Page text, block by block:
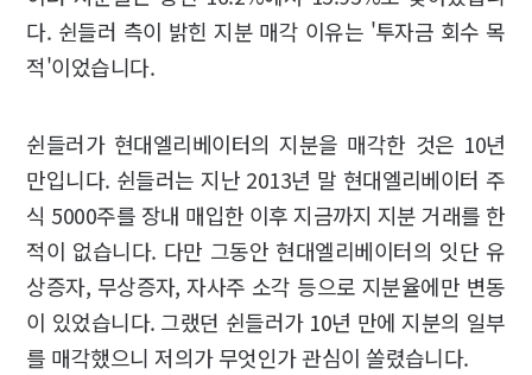
다. 쉰들러 측이 밝힌 지분 매각 이유는 '투자금 회수 목
적'이었습니다.
쉰들러가 현대엘리베이터의 지분을 매각한 것은 10년
만입니다. 쉰들러는 지난 2013년 말 현대엘리베이터 주
식 5000주를 장내 매입한 이후 지금까지 지분 거래를 한
적이 없습니다. 다만 그동안 현대엘리베이터의 잇단 유
상증자, 무상증자, 자사주 소각 등으로 지분율에만 변동
이 있었습니다. 그랬던 쉰들러가 10년 만에 지분의 일부
를 매각했으니 저의가 무엇인가 관심이 쏠렸습니다.